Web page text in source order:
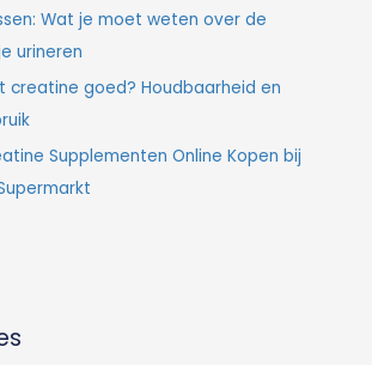
Wat je moet weten over de
urineren
creatine goed? Houdbaarheid en
Supplementen Online Kopen bij